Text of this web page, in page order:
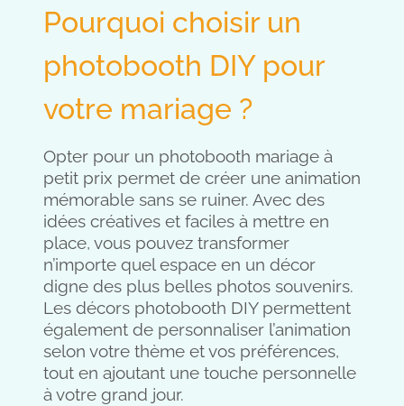
Pourquoi choisir un
photobooth DIY pour
votre mariage ?
Opter pour un photobooth mariage à
petit prix permet de créer une animation
mémorable sans se ruiner. Avec des
idées créatives et faciles à mettre en
place, vous pouvez transformer
n’importe quel espace en un décor
digne des plus belles photos souvenirs.
Les décors photobooth DIY permettent
également de personnaliser l’animation
selon votre thème et vos préférences,
tout en ajoutant une touche personnelle
à votre grand jour.